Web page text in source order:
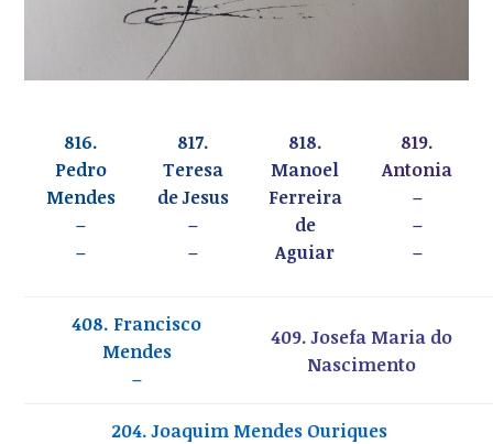
816.
Pedro
Mendes
–
–
817.
Teresa
de Jesus
–
–
818.
Manoel
Ferreira
de
Aguiar
819.
Antonia
–
–
–
408. Francisco
Mendes
–
409. Josefa Maria do
Nascimento
204. Joaquim Mendes Ouriques